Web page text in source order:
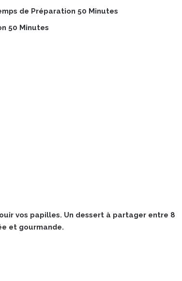
de Préparation 50 Minutes
50 Minutes
vos papilles. Un dessert à partager entre 8
et gourmande.